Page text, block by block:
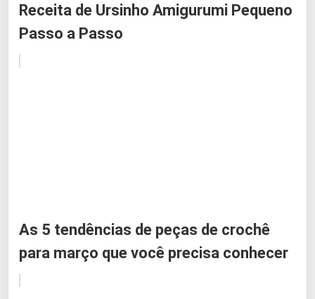
Receita de Ursinho Amigurumi Pequeno
Passo a Passo
As 5 tendências de peças de crochê
para março que você precisa conhecer